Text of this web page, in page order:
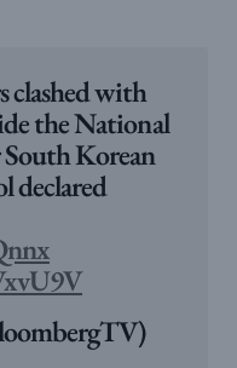
clashed with
the National
Korean
declared